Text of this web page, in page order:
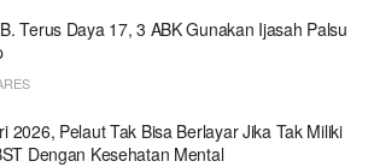
Terus Daya 17, 3 ABK Gunakan Ijasah Palsu
2026, Pelaut Tak Bisa Berlayar Jika Tak Miliki
Dengan Kesehatan Mental